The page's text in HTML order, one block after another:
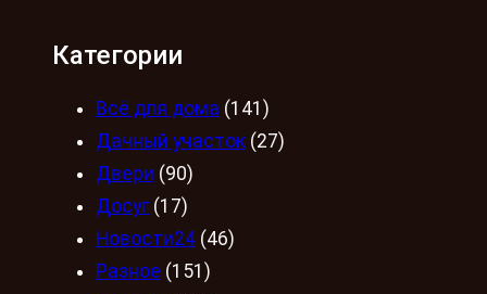
Категории
Всё для дома (141)
Дачный участок (27)
Двери (90)
Досуг (17)
Новости24 (46)
Разное (151)